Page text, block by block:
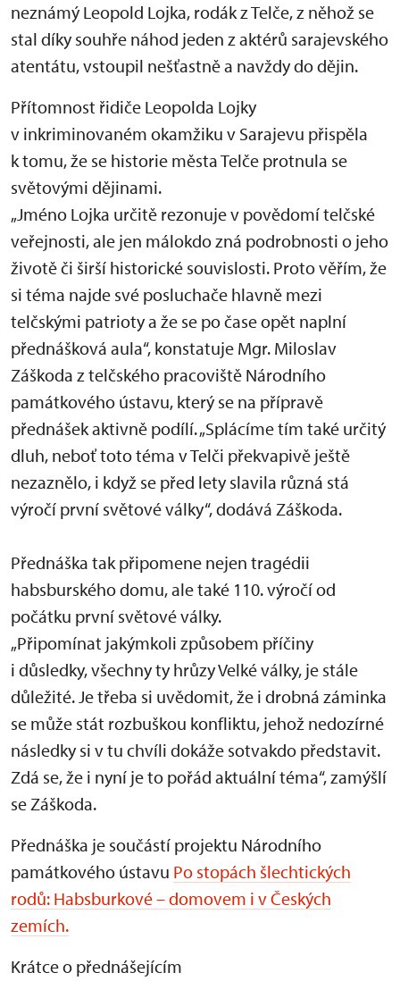
neznámý Leopold Lojka, rodák z Telče, z něhož se
stal díky souhře náhod jeden z aktérů sarajevského
atentátu, vstoupil nešťastně a navždy do dějin.
Přítomnost řidiče Leopolda Lojky
v inkriminovaném okamžiku v Sarajevu přispěla
k tomu, že se historie města Telče protnula se
světovými dějinami.
„Jméno Lojka určitě rezonuje v povědomí telčské
veřejnosti, ale jen málokdo zná podrobnosti o jeho
životě či širší historické souvislosti. Proto věřím, že
si téma najde své posluchače hlavně mezi
telčskými patrioty a že se po čase opět naplní
přednášková aula“, konstatuje Mgr. Miloslav
Záškoda z telčského pracoviště Národního
památkového ústavu, který se na přípravě
přednášek aktivně podílí. „Splácíme tím také určitý
dluh, neboť toto téma v Telči překvapivě ještě
nezaznělo, i když se před lety slavila různá stá
výročí první světové války“, dodává Záškoda.
Přednáška tak připomene nejen tragédii
habsburského domu, ale také 110. výročí od
počátku první světové války.
„Připomínat jakýmkoli způsobem příčiny
i důsledky, všechny ty hrůzy Velké války, je stále
důležité. Je třeba si uvědomit, že i drobná záminka
se může stát rozbuškou konfliktu, jehož nedozírné
následky si v tu chvíli dokáže sotvakdo představit.
Zdá se, že i nyní je to pořád aktuální téma“, zamýšlí
se Záškoda.
Přednáška je součástí projektu Národního
památkového ústavu Po stopách šlechtických
rodů: Habsburkové – domovem i v Českých
zemích.
Krátce o přednášejícím